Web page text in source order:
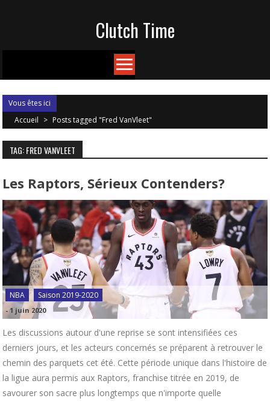
Clutch Time
Vous êtes ici
Accueil > Posts tagged "Fred VanVleet"
TAG: FRED VANVLEET
Les Raptors, Sérieux Contenders?
NBA Saison 2019-2020
-1 juin 2020
Les discussions autour d'une reprise se sont intensifiées ces
derniers jours, et les acteurs concernés se préparent à retrouver le
chemin des parquets cet été. Cette période unique dans l'histoire de
la ligue aura permis aux Raptors, franchise titrée en 2019, de
savourer son sacre plus longtemps que n'importe quelle